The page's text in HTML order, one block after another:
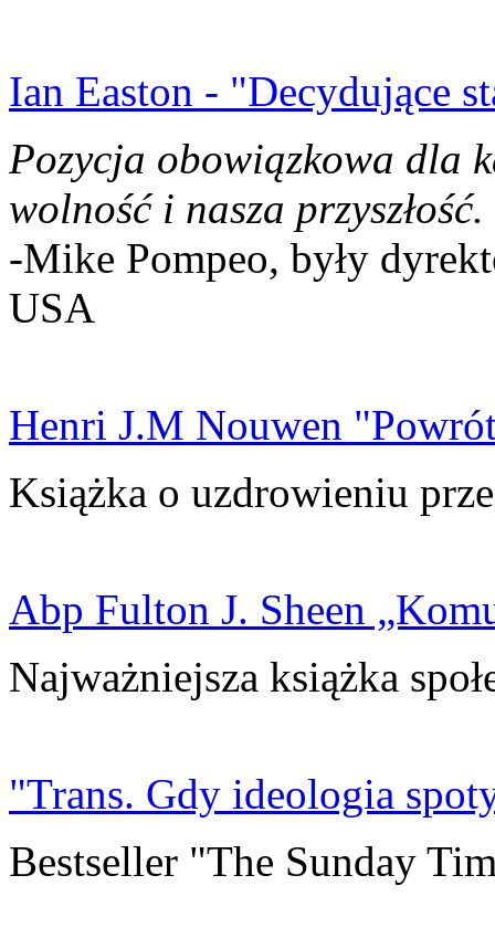
Ian Easton - "Decydujące
Pozycja obowiązkowa dla
wolność i nasza przyszłość.
-Mike Pompeo, były
USA
Henri J.M Nouwen
Książka o uzdrowieniu
Abp Fulton J. Sheen
Najważniejsza książka
"Trans. Gdy ideologia
Bestseller "The Sunday